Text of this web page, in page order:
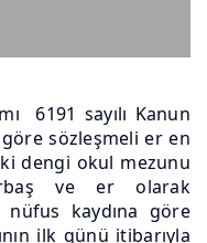
6191 sayılı Kanun
göre sözleşmeli er en
dengi okul mezunu
ve er olarak
nüfus kaydına göre
ilk günü itibarıyla